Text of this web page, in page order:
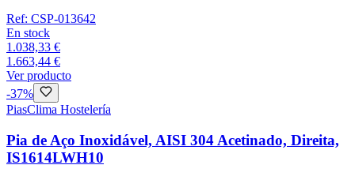
Ref: CSP-013642
En stock
1.038,33 €
1.663,44 €
Ver producto
-37%
PiasClima Hostelería
Pia de Aço Inoxidável, AISI 304 Acetinado, Direita,
IS1614LWH10